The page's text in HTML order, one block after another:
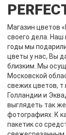
Магазин цветов
своего дела. Наш
годы мы
цветы у нас, Вы
близким. Мы
Московской
свежих цветов,
Голландии и
выглядеть так
фотографиях. К
пакетик со